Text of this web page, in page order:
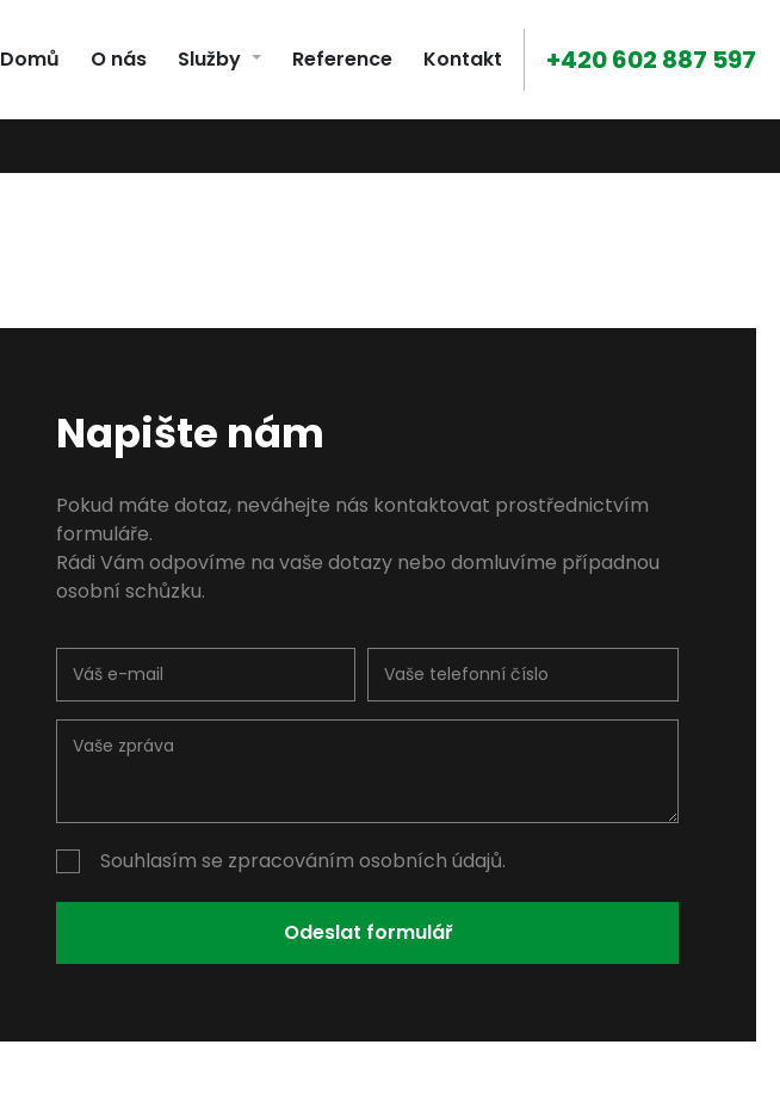
Domů O nás Služby Reference Kontakt +420 602 887 597
Napište nám
Pokud máte dotaz, neváhejte nás kontaktovat prostřednictvím
formuláře.
Rádi Vám odpovíme na vaše dotazy nebo domluvíme případnou
osobní schůzku.
Souhlasím se zpracováním osobních údajů.
Odeslat formulář